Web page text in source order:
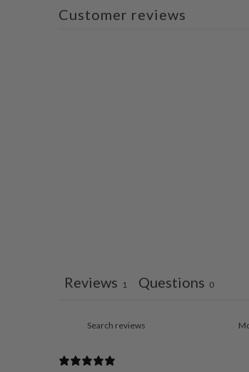
Customer reviews
Reviews 1 Questions 0